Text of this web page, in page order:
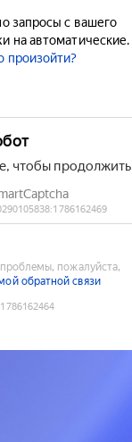
запросы с вашего
на автоматические.
произойти?
пожалуйста,
обратной связи
1786162464